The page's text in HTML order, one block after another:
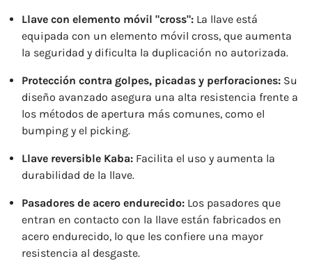
Llave con elemento móvil "cross": La llave está
equipada con un elemento móvil cross, que aumenta
la seguridad y dificulta la duplicación no autorizada.
Protección contra golpes, picadas y perforaciones: Su
diseño avanzado asegura una alta resistencia frente a
los métodos de apertura más comunes, como el
bumping y el picking.
Llave reversible Kaba: Facilita el uso y aumenta la
durabilidad de la llave.
Pasadores de acero endurecido: Los pasadores que
entran en contacto con la llave están fabricados en
acero endurecido, lo que les confiere una mayor
resistencia al desgaste.